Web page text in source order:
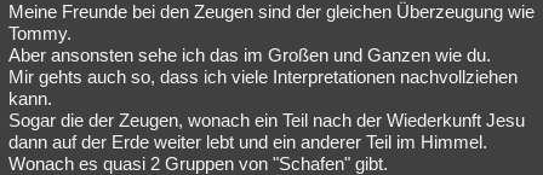
Meine Freunde bei den Zeugen sind der gleichen Überzeugung wie
Tommy.
Aber ansonsten sehe ich das im Großen und Ganzen wie du.
Mir gehts auch so, dass ich viele Interpretationen nachvollziehen
kann.
Sogar die der Zeugen, wonach ein Teil nach der Wiederkunft Jesu
dann auf der Erde weiter lebt und ein anderer Teil im Himmel.
Wonach es quasi 2 Gruppen von "Schafen" gibt.